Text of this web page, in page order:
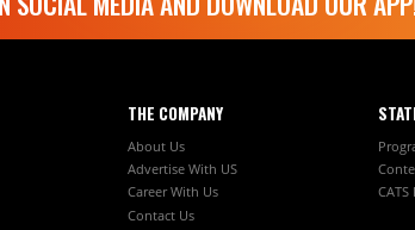
THE COMPANY
About Us
Advertise With US
Career With Us
Contact Us
CATS